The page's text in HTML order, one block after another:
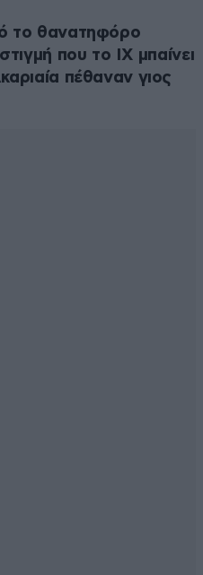
το θανατηφόρο
που το ΙΧ μπαίνει
πέθαναν γιος